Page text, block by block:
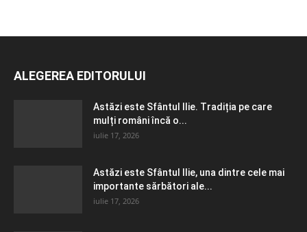
ALEGEREA EDITORULUI
Astăzi este Sfântul Ilie. Tradiția pe care
mulți români încă o...
iulie 17, 2026
Astăzi este Sfântul Ilie, una dintre cele mai
importante sărbători ale...
iulie 17, 2026